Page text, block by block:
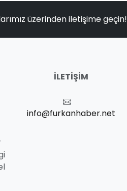
üzerinden iletişime geçin!
İLETIŞIM
info@furkanhaber.net